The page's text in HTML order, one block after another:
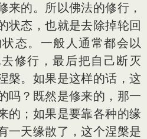
来的。所以佛法的修行，
状态，也就是去除掉轮回
态。一般人通常都会以
修行，最后把自己断灭
槃。如果是这样的话，这
吗？既然是修来的，那一
的；如果是要靠各种的缘
一天缘散了，这个涅槃是